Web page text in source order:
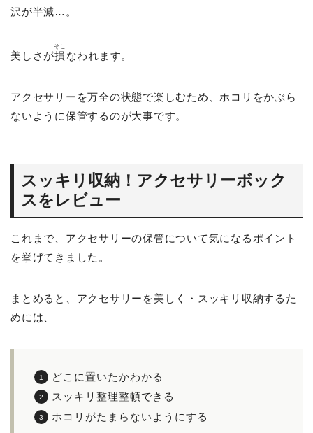
沢が半減…。
美しさが損
そこ
なわれます。
アクセサリーを万全の状態で楽しむため、ホコリをかぶら
ないように保管するのが大事です。
スッキリ収納！アクセサリーボック
スをレビュー
これまで、アクセサリーの保管について気になるポイント
を挙げてきました。
まとめると、アクセサリーを美しく・スッキリ収納するた
めには、
どこに置いたかわかる
スッキリ整理整頓できる
ホコリがたまらないようにする